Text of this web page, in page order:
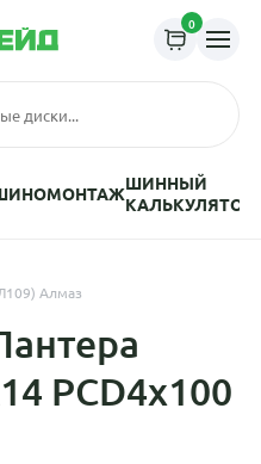
0
ШИННЫЙ
КАЛЬКУЛЯТОР
Алмаз
PCD4x100